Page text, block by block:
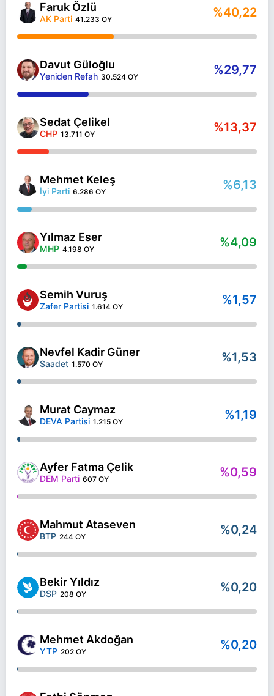
Faruk Özlü
AK Parti 41.233 OY %40,22
Davut Güloğlu
Yeniden Refah 30.524 OY %29,77
Sedat Çelikel
CHP 13.711 OY %13,37
Mehmet Keleş
İyi Parti 6.286 OY %6,13
Yılmaz Eser
MHP 4.198 OY %4,09
Semih Vuruş
Zafer Partisi 1.614 OY %1,57
Nevfel Kadir Güner
Saadet 1.570 OY %1,53
Murat Caymaz
DEVA Partisi 1.215 OY %1,19
Ayfer Fatma Çelik
DEM Parti 607 OY %0,59
Mahmut Ataseven
BTP 244 OY %0,24
Bekir Yıldız
DSP 208 OY %0,20
Mehmet Akdoğan
YTP 202 OY %0,20